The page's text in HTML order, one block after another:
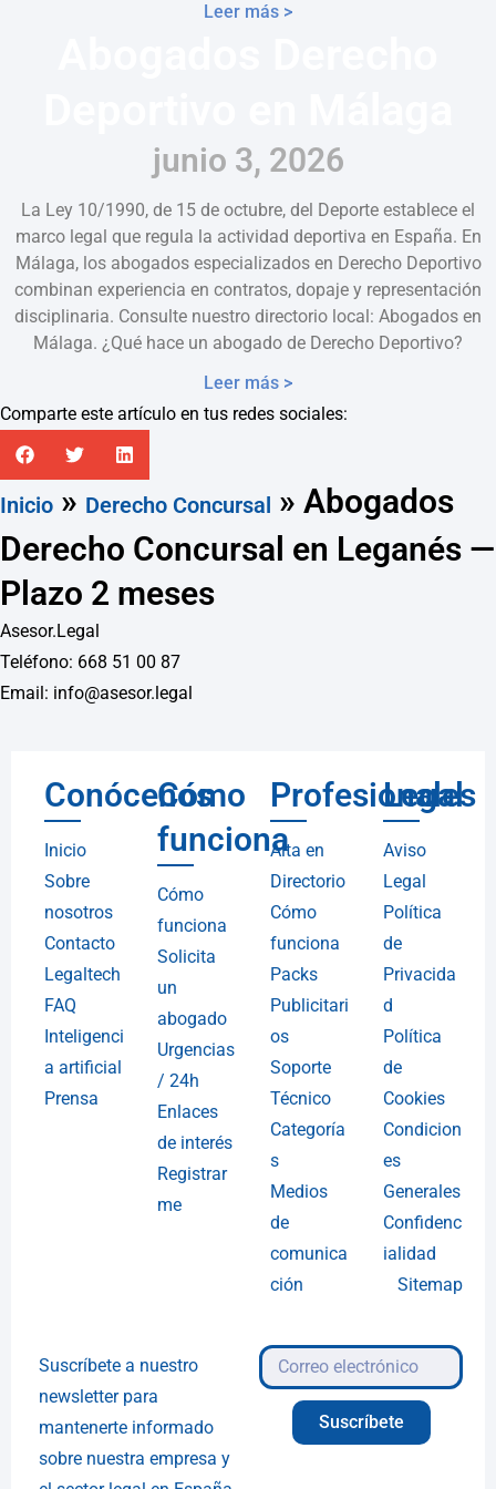
Leer más >
junio 3, 2026
La Ley 10/1990, de 15 de octubre, del Deporte establece el
marco legal que regula la actividad deportiva en España. En
Málaga, los abogados especializados en Derecho Deportivo
combinan experiencia en contratos, dopaje y representación
disciplinaria. Consulte nuestro directorio local: Abogados en
Málaga. ¿Qué hace un abogado de Derecho Deportivo?
Leer más >
Comparte este artículo en tus redes sociales:
Inicio » Derecho Concursal » Abogados
Derecho Concursal en Leganés —
Plazo 2 meses
Asesor.Legal
Teléfono: 668 51 00 87
Email: info@asesor.legal
Conócenos
Inicio
Sobre
nosotros
Contacto
Legaltech
FAQ
Inteligenci
a artificial
Prensa
Cómo
funciona
Cómo
funciona
Solicita
un
abogado
Urgencias
/ 24h
Enlaces
de interés
Registrar
me
Profesionales
Alta en
Directorio
Cómo
funciona
Packs
Publicitari
os
Soporte
Técnico
Categoría
s
Medios
de
comunica
ción
Legal
Aviso
Legal
Política
de
Privacida
d
Política
de
Cookies
Condicion
es
Generales
Confidenc
ialidad
Sitemap
Suscríbete a nuestro
newsletter para
mantenerte informado
sobre nuestra empresa y
Suscríbete